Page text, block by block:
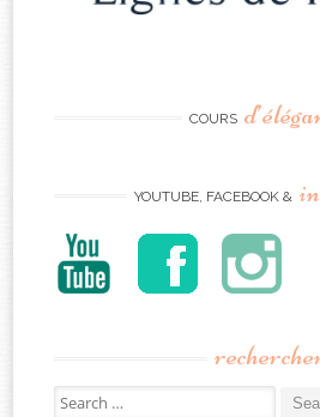
COURS
YOUTUBE, FACEBOOK &
Search